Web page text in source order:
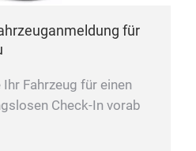
für
Fahrzeug für einen
Check-In vorab